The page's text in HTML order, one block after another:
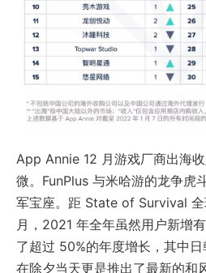
App Annie 12 月游戏厂商出海
微。FunPlus 与米哈游的龙争虎
军宝座。距 State of Survival
月，2021 年全年虽然用户新增
了超过 50%的年度增长，其中日
在除夕当天更是推出了最新的和